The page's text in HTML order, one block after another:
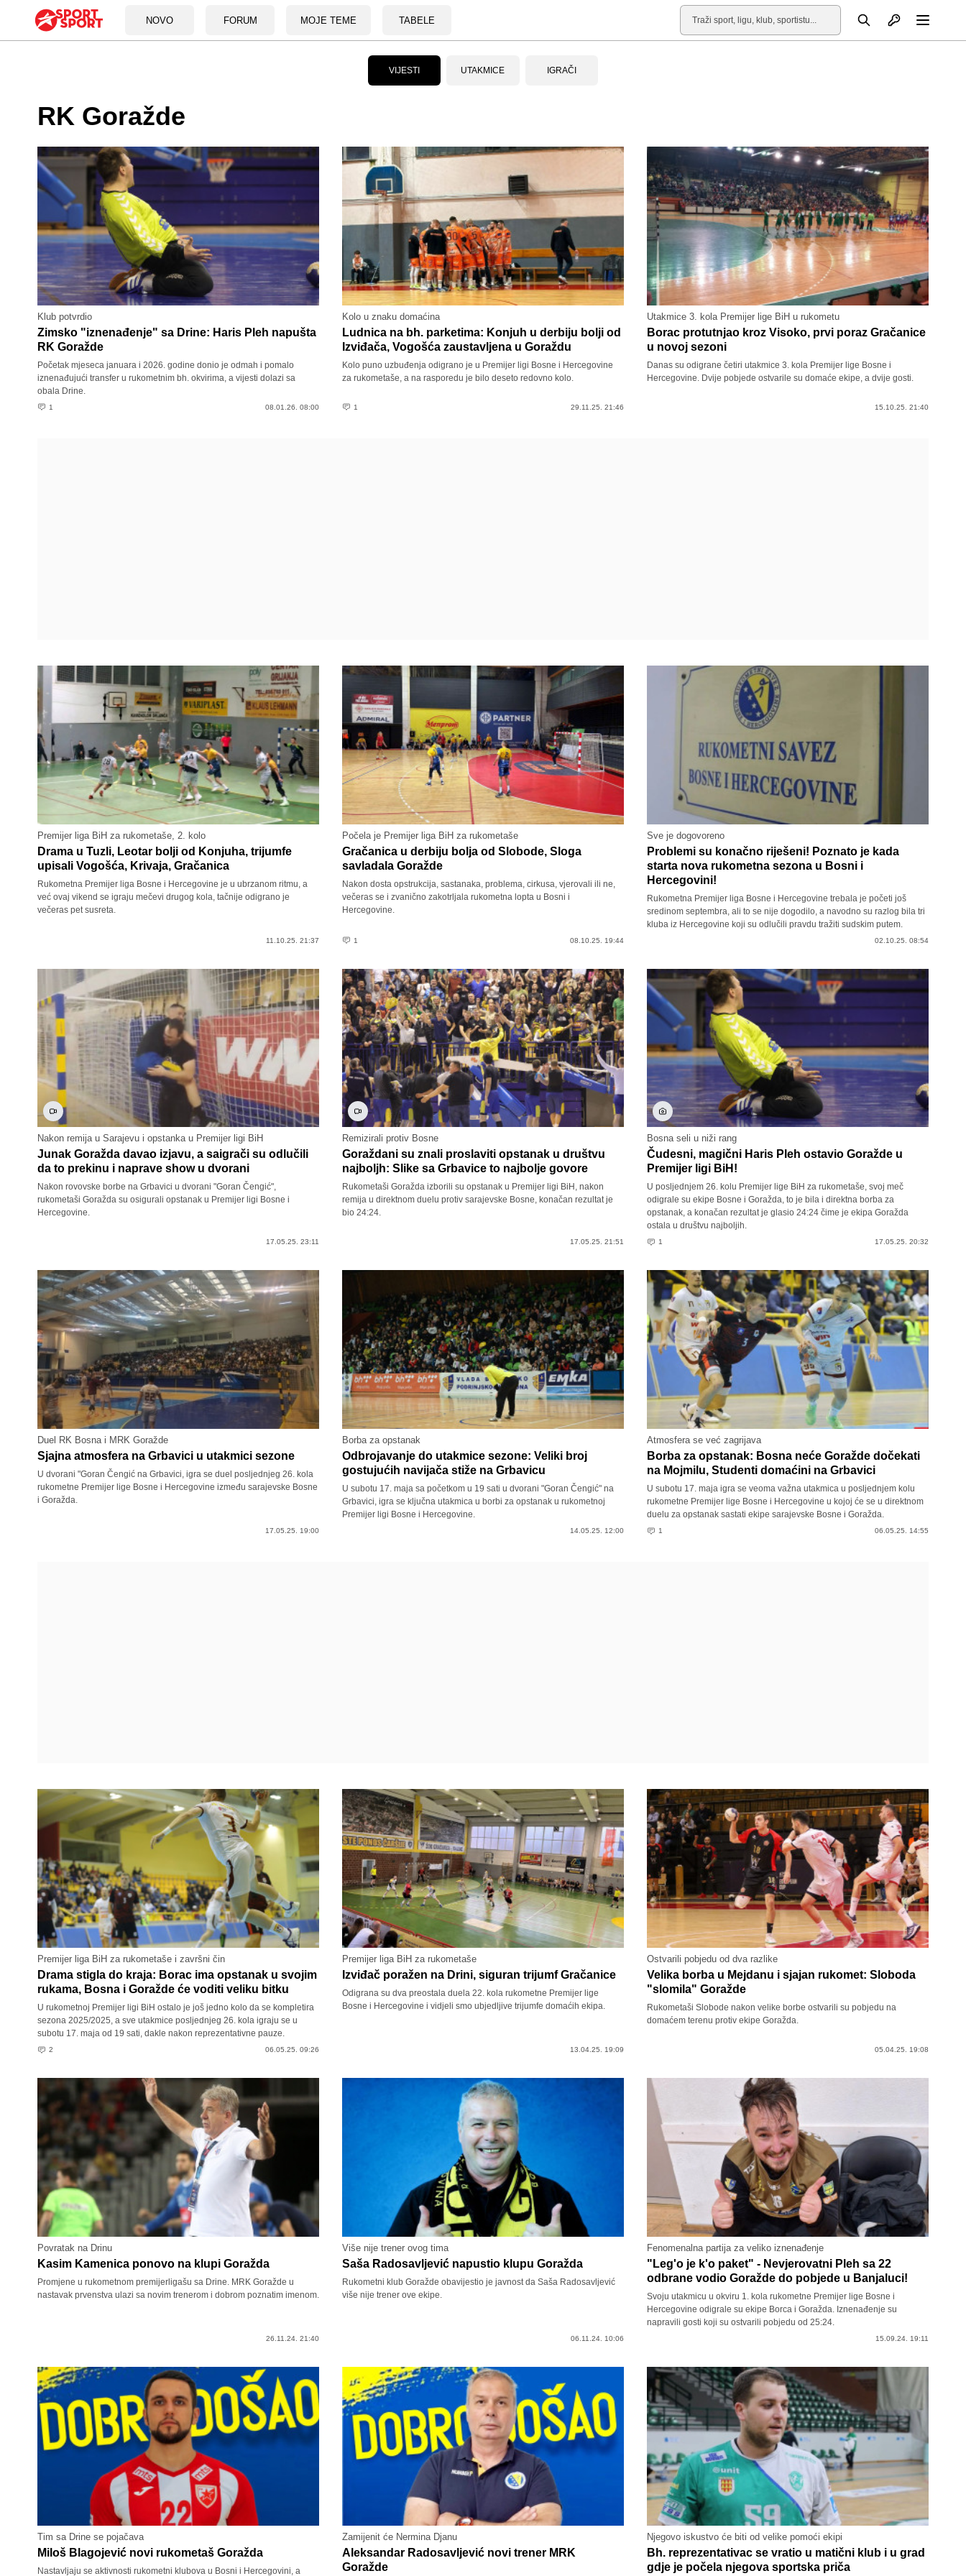
NOVO FORUM MOJE TEME TABELE
Pretraga Otvori profil
VIJESTI UTAKMICE IGRAČI
RK Goražde
Klub potvrdio
Zimsko "iznenađenje" sa Drine: Haris Pleh napušta
RK Goražde
Početak mjeseca januara i 2026. godine donio je odmah i pomalo
iznenađujući transfer u rukometnim bh. okvirima, a vijesti dolazi sa
obala Drine.
1 08.01.26. 08:00
Kolo u znaku domaćina
Ludnica na bh. parketima: Konjuh u derbiju bolji od
Izviđača, Vogošća zaustavljena u Goraždu
Kolo puno uzbuđenja odigrano je u Premijer ligi Bosne i Hercegovine
za rukometaše, a na rasporedu je bilo deseto redovno kolo.
1 29.11.25. 21:46
Utakmice 3. kola Premijer lige BiH u rukometu
Borac protutnjao kroz Visoko, prvi poraz Gračanice
u novoj sezoni
Danas su odigrane četiri utakmice 3. kola Premijer lige Bosne i
Hercegovine. Dvije pobjede ostvarile su domaće ekipe, a dvije gosti.
15.10.25. 21:40
Premijer liga BiH za rukometaše, 2. kolo
Drama u Tuzli, Leotar bolji od Konjuha, trijumfe
upisali Vogošća, Krivaja, Gračanica
Rukometna Premijer liga Bosne i Hercegovine je u ubrzanom ritmu, a
već ovaj vikend se igraju mečevi drugog kola, tačnije odigrano je
večeras pet susreta.
11.10.25. 21:37
Počela je Premijer liga BiH za rukometaše
Gračanica u derbiju bolja od Slobode, Sloga
savladala Goražde
Nakon dosta opstrukcija, sastanaka, problema, cirkusa, vjerovali ili ne,
večeras se i zvanično zakotrljala rukometna lopta u Bosni i
Hercegovine.
1 08.10.25. 19:44
Sve je dogovoreno
Problemi su konačno riješeni! Poznato je kada
starta nova rukometna sezona u Bosni i
Hercegovini!
Rukometna Premijer liga Bosne i Hercegovine trebala je početi još
sredinom septembra, ali to se nije dogodilo, a navodno su razlog bila tri
kluba iz Hercegovine koji su odlučili pravdu tražiti sudskim putem.
02.10.25. 08:54
Nakon remija u Sarajevu i opstanka u Premijer ligi BiH
Junak Goražda davao izjavu, a saigrači su odlučili
da to prekinu i naprave show u dvorani
Nakon rovovske borbe na Grbavici u dvorani "Goran Čengić",
rukometaši Goražda su osigurali opstanak u Premijer ligi Bosne i
Hercegovine.
17.05.25. 23:11
Remizirali protiv Bosne
Goraždani su znali proslaviti opstanak u društvu
najboljh: Slike sa Grbavice to najbolje govore
Rukometaši Goražda izborili su opstanak u Premijer ligi BiH, nakon
remija u direktnom duelu protiv sarajevske Bosne, konačan rezultat je
bio 24:24.
17.05.25. 21:51
Bosna seli u niži rang
Čudesni, magični Haris Pleh ostavio Goražde u
Premijer ligi BiH!
U posljednjem 26. kolu Premijer lige BiH za rukometaše, svoj meč
odigrale su ekipe Bosne i Goražda, to je bila i direktna borba za
opstanak, a konačan rezultat je glasio 24:24 čime je ekipa Goražda
ostala u društvu najboljih.
1 17.05.25. 20:32
Duel RK Bosna i MRK Goražde
Sjajna atmosfera na Grbavici u utakmici sezone
U dvorani "Goran Čengić na Grbavici, igra se duel posljednjeg 26. kola
rukometne Premijer lige Bosne i Hercegovine između sarajevske Bosne
i Goražda.
17.05.25. 19:00
Borba za opstanak
Odbrojavanje do utakmice sezone: Veliki broj
gostujućih navijača stiže na Grbavicu
U subotu 17. maja sa početkom u 19 sati u dvorani "Goran Čengić" na
Grbavici, igra se ključna utakmica u borbi za opstanak u rukometnoj
Premijer ligi Bosne i Hercegovine.
14.05.25. 12:00
Atmosfera se već zagrijava
Borba za opstanak: Bosna neće Goražde dočekati
na Mojmilu, Studenti domaćini na Grbavici
U subotu 17. maja igra se veoma važna utakmica u posljednjem kolu
rukometne Premijer lige Bosne i Hercegovine u kojoj će se u direktnom
duelu za opstanak sastati ekipe sarajevske Bosne i Goražda.
1 06.05.25. 14:55
Premijer liga BiH za rukometaše i završni čin
Drama stigla do kraja: Borac ima opstanak u svojim
rukama, Bosna i Goražde će voditi veliku bitku
U rukometnoj Premijer ligi BiH ostalo je još jedno kolo da se kompletira
sezona 2025/2025, a sve utakmice posljednjeg 26. kola igraju se u
subotu 17. maja od 19 sati, dakle nakon reprezentativne pauze.
2 06.05.25. 09:26
Premijer liga BiH za rukometaše
Izviđač poražen na Drini, siguran trijumf Gračanice
Odigrana su dva preostala duela 22. kola rukometne Premijer lige
Bosne i Hercegovine i vidjeli smo ubjedljive trijumfe domaćih ekipa.
13.04.25. 19:09
Ostvarili pobjedu od dva razlike
Velika borba u Mejdanu i sjajan rukomet: Sloboda
"slomila" Goražde
Rukometaši Slobode nakon velike borbe ostvarili su pobjedu na
domaćem terenu protiv ekipe Goražda.
05.04.25. 19:08
Povratak na Drinu
Kasim Kamenica ponovo na klupi Goražda
Promjene u rukometnom premijerligašu sa Drine. MRK Goražde u
nastavak prvenstva ulazi sa novim trenerom i dobrom poznatim imenom.
26.11.24. 21:40
Više nije trener ovog tima
Saša Radosavljević napustio klupu Goražda
Rukometni klub Goražde obavijestio je javnost da Saša Radosavljević
više nije trener ove ekipe.
06.11.24. 10:06
Fenomenalna partija za veliko iznenađenje
"Leg'o je k'o paket" - Nevjerovatni Pleh sa 22
odbrane vodio Goražde do pobjede u Banjaluci!
Svoju utakmicu u okviru 1. kola rukometne Premijer lige Bosne i
Hercegovine odigrale su ekipe Borca i Goražda. Iznenađenje su
napravili gosti koji su ostvarili pobjedu od 25:24.
15.09.24. 19:11
Tim sa Drine se pojačava
Miloš Blagojević novi rukometaš Goražda
Nastavljaju se aktivnosti rukometni klubova u Bosni i Hercegovini, a
Zamijenit će Nermina Djanu
Aleksandar Radosavljević novi trener MRK
Goražde
Njegovo iskustvo će biti od velike pomoći ekipi
Bh. reprezentativac se vratio u matični klub i u grad
gdje je počela njegova sportska priča